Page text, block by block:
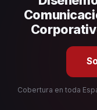
selección
Cobertura en toda